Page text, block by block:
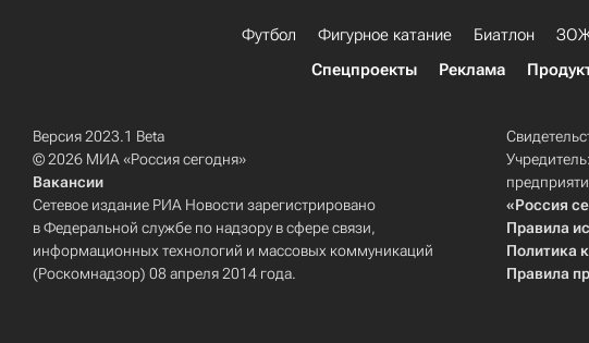
Футбол Фигурное катание Биатлон
Спецпроекты
Реклама
Версия 2023.1 Beta
© 2026 МИА «Россия сегодня»
Вакансии
Сетевое издание РИА Новости зарегистрировано
в Федеральной службе по надзору в сфере связи,
информационных технологий и массовых коммуникаций
(Роскомнадзор) 08 апреля 2014 года.
«Россия
Правила
Политика
Правила